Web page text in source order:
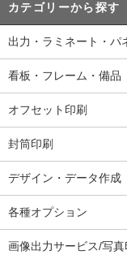
カテゴリーから探す
出力・ラミネート・パ
看板・フレーム・備品
オフセット印刷
封筒印刷
デザイン・データ作成
各種オプション
画像出力サービス/写真